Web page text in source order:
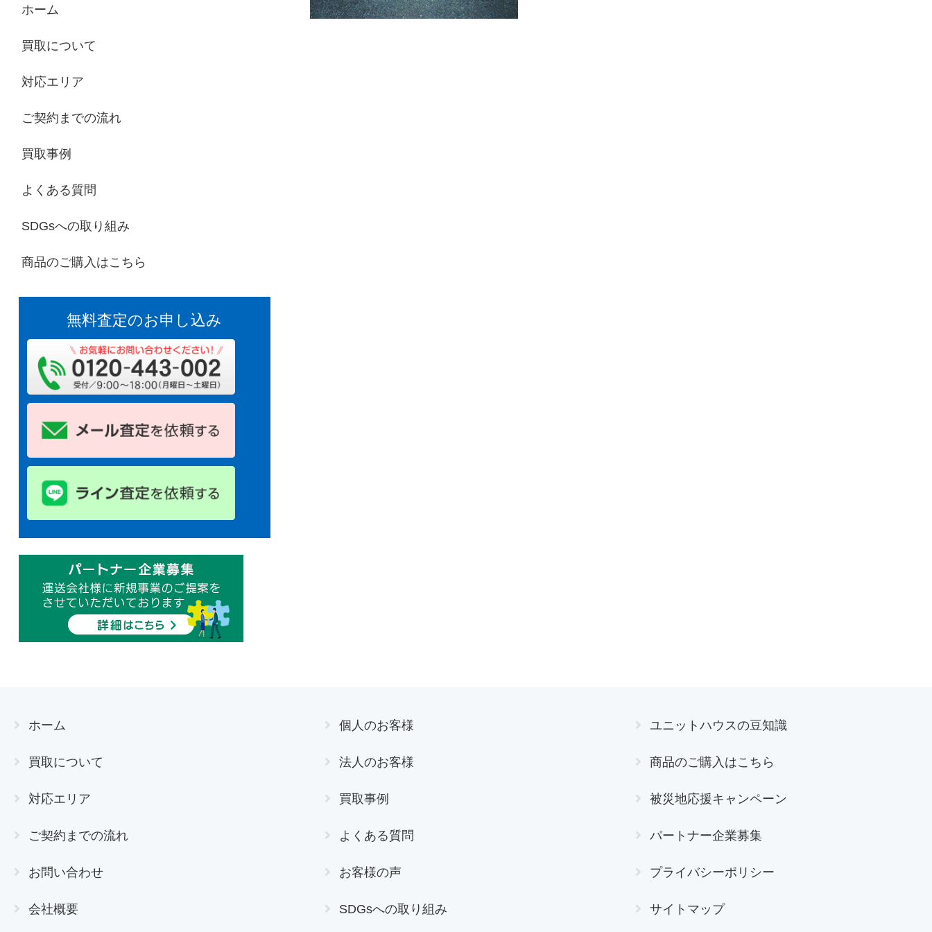
ホーム
買取について
対応エリア
ご契約までの流れ
買取事例
よくある質問
SDGsへの取り組み
商品のご購入はこちら
無料査定のお申し込み
ホーム
買取について
対応エリア
ご契約までの流れ
お問い合わせ
会社概要
個人のお客様
法人のお客様
買取事例
よくある質問
お客様の声
SDGsへの取り組み
ユニットハウスの豆知識
商品のご購入はこちら
被災地応援キャンペーン
パートナー企業募集
プライバシーポリシー
サイトマップ